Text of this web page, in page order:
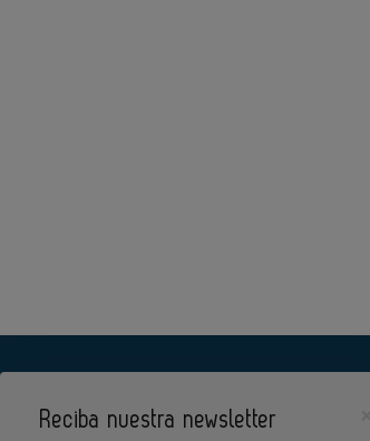
Reciba nuestra newsletter